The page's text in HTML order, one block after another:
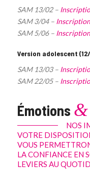
SAM 13/02 –
SAM 3/04 – Inscription
SAM 5/06 – Inscription
Version adolescent
SAM 13/03 –
SAM 22/05 –
Émotions &
NOS
VOTRE
VOUS
LA CONFIANCE EN
LEVIERS AU